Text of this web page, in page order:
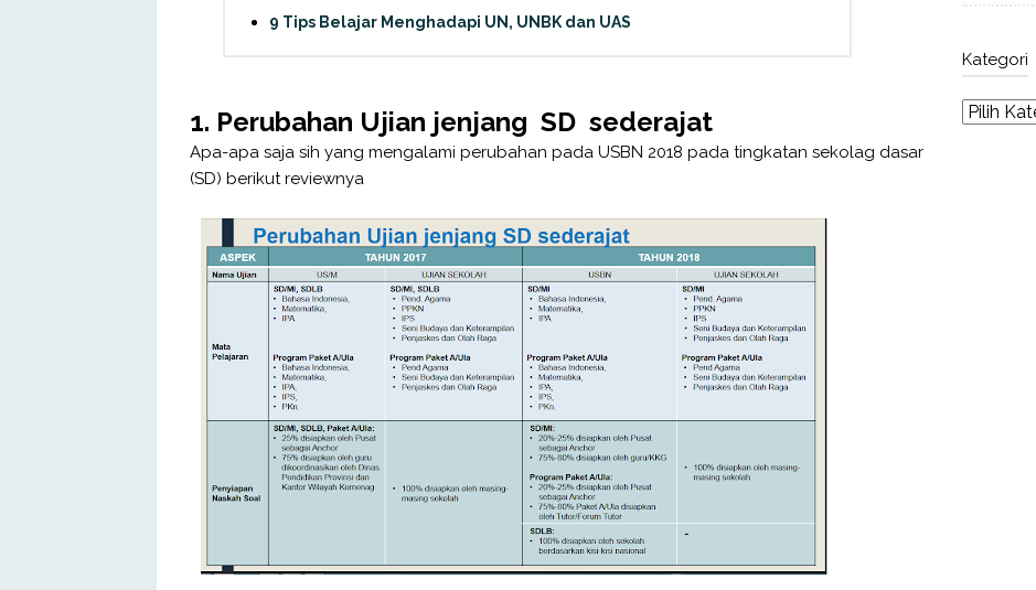
9 Tips Belajar Menghadapi UN, UNBK dan UAS
1. Perubahan Ujian jenjang SD sederajat
Apa-apa saja sih yang mengalami perubahan pada USBN 2018 pada tingkatan sekolag dasar
(SD) berikut reviewnya
Kategori